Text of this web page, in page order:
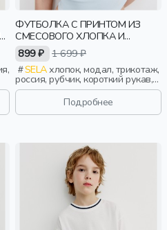
ФУТБОЛКА С ПРИНТОМ ИЗ
СМЕСОВОГО ХЛОПКА И
МОДАЛА
899 ₽ 1 699 ₽
SELAхлопок, модал, трикотаж,
россия, рубчик, короткий рукав,
короткие, прилегающие, принт,
вырез, круглый вырез, девочки,
старшеклассники, дети
Подробнее